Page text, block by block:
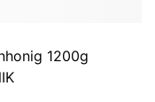
1200g